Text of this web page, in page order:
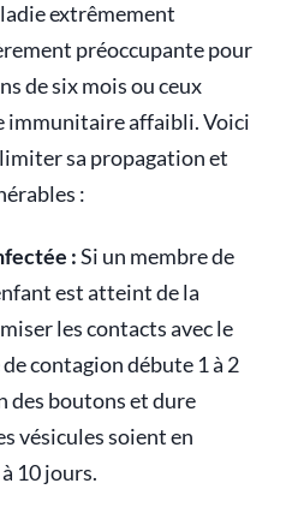
extrêmement
préoccupante pour
de six mois ou ceux
immunitaire affaibli. Voici
sa propagation et
:
:Si un membre de
est atteint de la
les contacts avec le
contagion débute 1 à 2
des boutons et dure
vésicules soient en
10 jours.